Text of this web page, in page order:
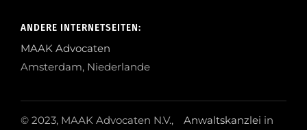
ANDERE INTERNETSEITEN:
MAAK Advocaten
Amsterdam, Niederlande
© 2023, MAAK Advocaten N.V., Anwaltskanzlei in